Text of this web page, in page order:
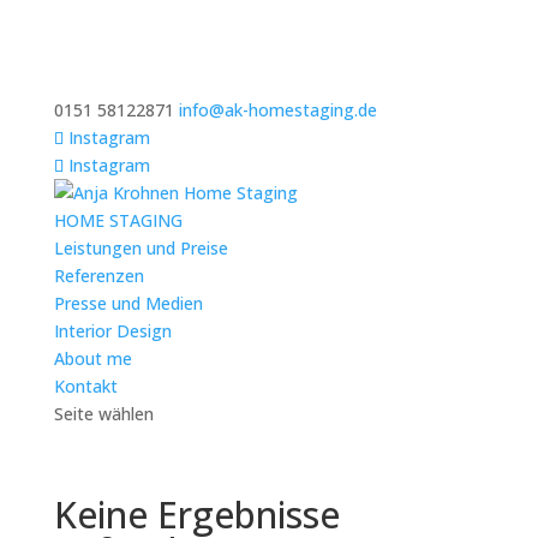
0151 58122871 info@ak-homestaging.de
Instagram
Instagram
HOME STAGING
Leistungen und Preise
Referenzen
Presse und Medien
Interior Design
About me
Kontakt
Seite wählen
Keine Ergebnisse